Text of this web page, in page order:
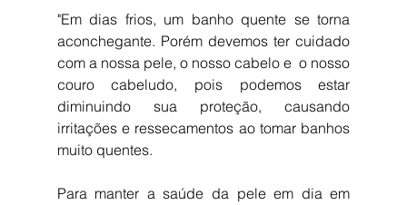
"Em dias frios, um banho quente se torna
aconchegante. Porém devemos ter cuidado
com a nossa pele, o nosso cabelo e  o nosso
couro cabeludo, pois podemos estar
diminuindo sua proteção, causando
irritações e ressecamentos ao tomar banhos
muito quentes.
Para manter a saúde da pele em dia em